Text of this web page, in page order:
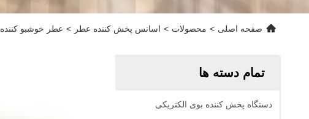
صفحه اصلی > محصولات > اسانس پخش کننده عطر > عطر خوشبو کننده هوا
تمام دسته ها
دستگاه پخش کننده بوی الکتریکی